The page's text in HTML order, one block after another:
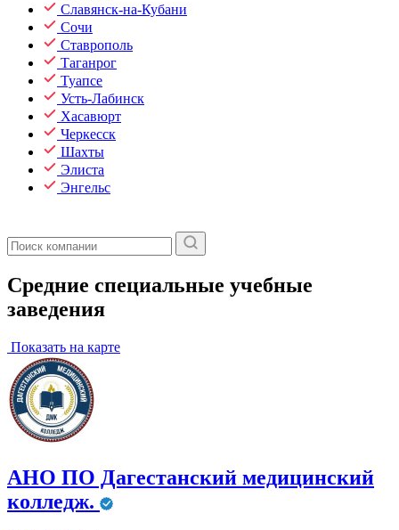
Славянск-на-Кубани
Сочи
Ставрополь
Таганрог
Туапсе
Усть-Лабинск
Хасавюрт
Черкесск
Шахты
Элиста
Энгельс
Средние специальные учебные
заведения
Показать на карте
АНО ПО Дагестанский медицинский
колледж.